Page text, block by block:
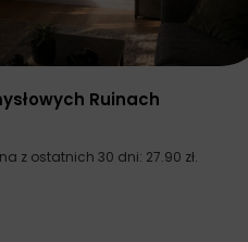
Ruinach
z ostatnich 30 dni: 27.90 zł.